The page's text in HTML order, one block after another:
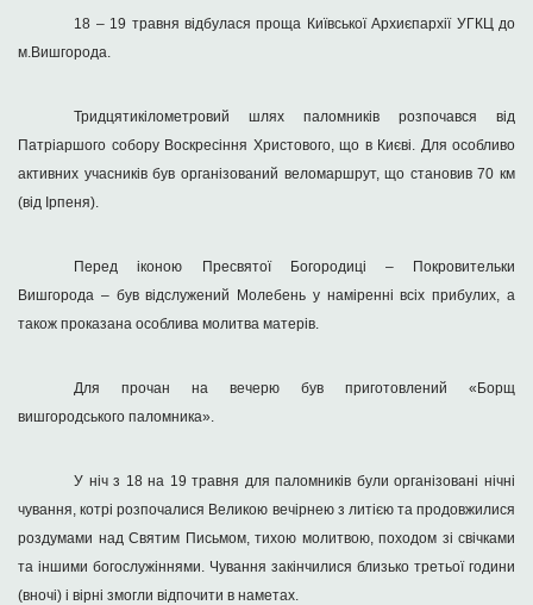
18 – 19 травня відбулася проща Київської Архиєпархії УГКЦ до
м.Вишгорода.
Тридцятикілометровий шлях паломників розпочався від
Патріаршого собору Воскресіння Христового, що в Києві. Для особливо
активних учасників був організований веломаршрут, що становив70 км
(від Ірпеня).
Перед іконою Пресвятої Богородиці – Покровительки
Вишгорода – був відслужений Молебень у наміренні всіх прибулих, а
також проказана особлива молитва матерів.
Для прочан на вечерю був приготовлений «Борщ
вишгородського паломника».
У ніч з 18 на 19 травня для паломників були організовані нічні
чування, котрі розпочалися Великою вечірнею з литією та продовжилися
роздумами над Святим Письмом, тихою молитвою, походом зі свічками
та іншими богослужіннями. Чування закінчилися близько третьої години
(вночі) і вірні змогли відпочити в наметах.